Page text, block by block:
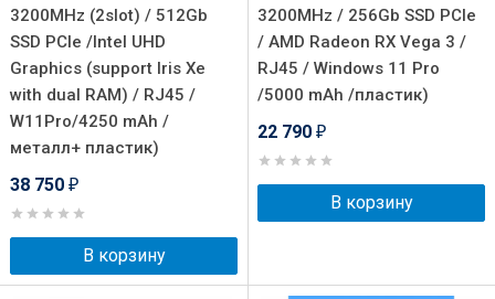
3200MHz (2slot) / 512Gb
SSD PCIe /Intel UHD
Graphics (support Iris Xe
with dual RAM) / RJ45 /
W11Pro/4250 mAh /
металл+ пластик)
38 750 ₽
В корзину
3200MHz / 256Gb SSD PCIe
/ AMD Radeon RX Vega 3 /
RJ45 / Windows 11 Pro
/5000 mAh /пластик)
22 790 ₽
В корзину